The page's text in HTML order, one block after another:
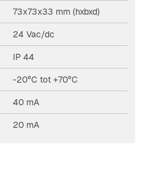
73x73x33 mm (hxbxd)
24 Vac/dc
IP 44
-20°C tot +70°C
40 mA
20 mA